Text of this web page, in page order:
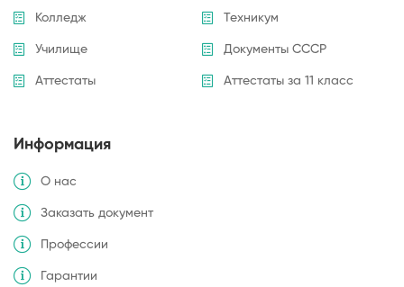
Колледж Техникум
Училище Документы СССР
Аттестаты Аттестаты за 11 класс
Информация
О нас
Заказать документ
Профессии
Гарантии